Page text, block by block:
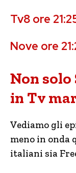
Tv8 ore
Nove ore
Non solo
in Tv
Vediamo gli
meno in onda
italiani sia